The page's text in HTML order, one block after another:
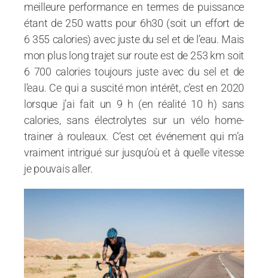
meilleure performance en termes de puissance
étant de 250 watts pour 6h30 (soit un effort de
6 355 calories) avec juste du sel et de l’eau. Mais
mon plus long trajet sur route est de 253 km soit
6 700 calories toujours juste avec du sel et de
l’eau. Ce qui a suscité mon intérêt, c’est en 2020
lorsque j’ai fait un 9 h (en réalité 10 h) sans
calories, sans électrolytes sur un vélo home-
trainer à rouleaux. C’est cet événement qui m’a
vraiment intrigué sur jusqu’où et à quelle vitesse
je pouvais aller.